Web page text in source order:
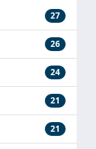
27
26
24
21
21